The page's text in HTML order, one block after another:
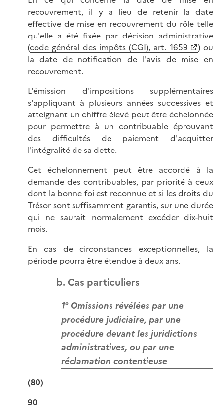
recouvrement, il y a lieu de retenir la date
effective de mise en recouvrement du rôle telle
qu'elle a été fixée par décision administrative
(code général des impôts (CGI), art. 1659
) ou
la date de notification de l'avis de mise en
recouvrement.
L'émission d'impositions supplémentaires
s'appliquant à plusieurs années successives et
atteignant un chiffre élevé peut être échelonnée
pour permettre à un contribuable éprouvant
des difficultés de paiement d'acquitter
l'intégralité de sa dette.
Cet échelonnement peut être accordé à la
demande des contribuables, par priorité à ceux
dont la bonne foi est reconnue et si les droits du
Trésor sont suffisamment garantis, sur une durée
qui ne saurait normalement excéder dix-huit
mois.
En cas de circonstances exceptionnelles, la
période pourra être étendue à deux ans.
b. Cas particuliers
1° Omissions révélées par une
procédure judiciaire, par une
procédure devant les juridictions
administratives, ou par une
réclamation contentieuse
(80)
90